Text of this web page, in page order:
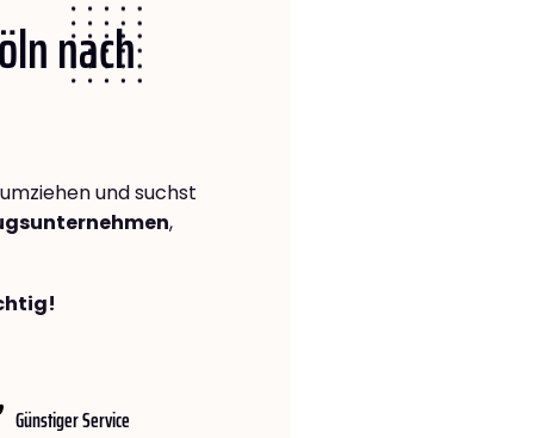
nach
und suchst
,
Günstiger Service